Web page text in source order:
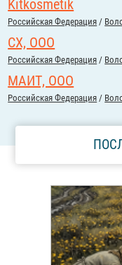
Kitkosmetik
Российcкая Федерация /
СХ, ООО
Российcкая Федерация /
МАИТ, ООО
Российcкая Федерация /